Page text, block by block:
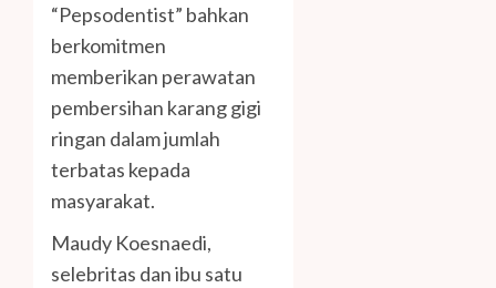
“Pepsodentist” bahkan
berkomitmen
memberikan perawatan
pembersihan karang gigi
ringan dalam jumlah
terbatas kepada
masyarakat.
Maudy Koesnaedi,
selebritas dan ibu satu